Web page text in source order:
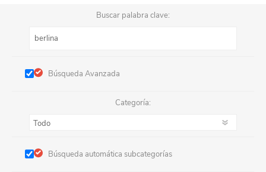
Buscar palabra clave:
Búsqueda Avanzada
Categoría:
Búsqueda automática subcategorías